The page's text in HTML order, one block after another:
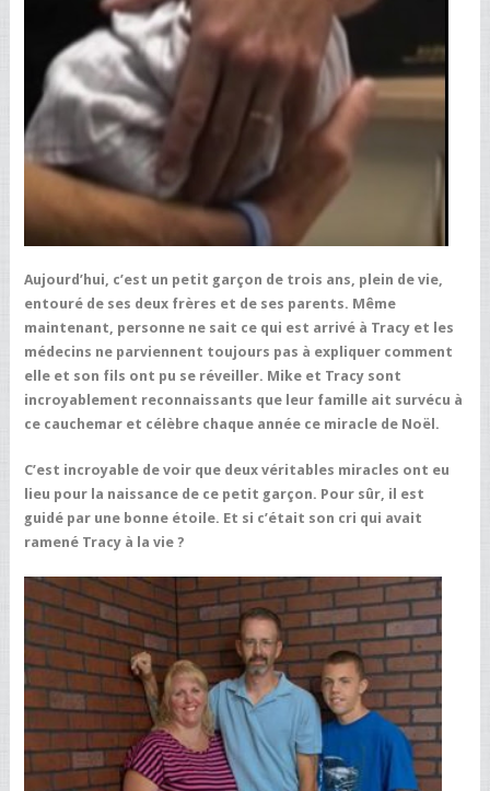
Aujourd’hui, c’est un petit garçon de trois ans, plein de vie,
entouré de ses deux frères et de ses parents. Même
maintenant, personne ne sait ce qui est arrivé à Tracy et les
médecins ne parviennent toujours pas à expliquer comment
elle et son fils ont pu se réveiller. Mike et Tracy sont
incroyablement reconnaissants que leur famille ait survécu à
ce cauchemar et célèbre chaque année ce miracle de Noël.
C’est incroyable de voir que deux véritables miracles ont eu
lieu pour la naissance de ce petit garçon. Pour sûr, il est
guidé par une bonne étoile. Et si c’était son cri qui avait
ramené Tracy à la vie ?